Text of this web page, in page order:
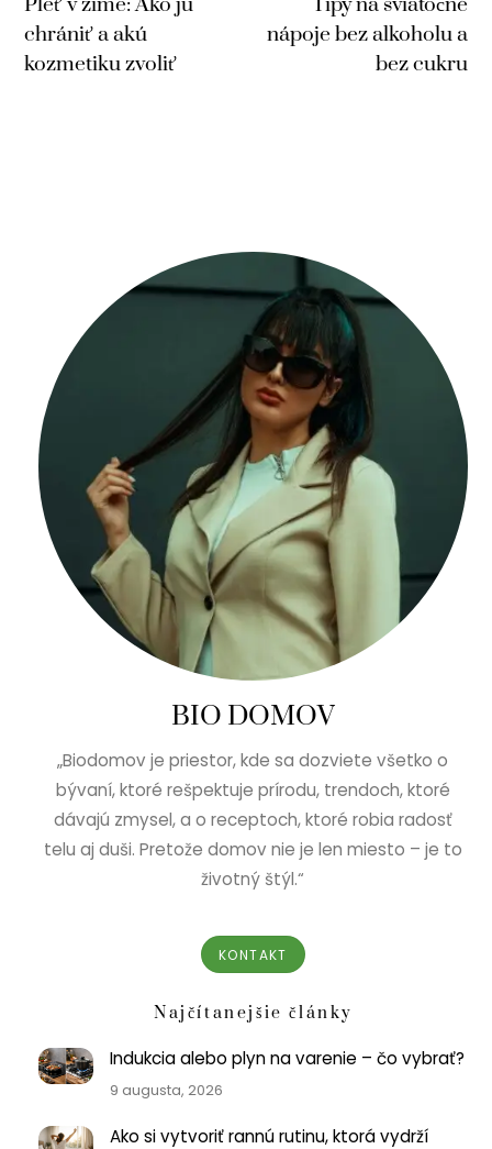
chrániť a akú
kozmetiku zvoliť
nápoje bez alkoholu a
bez cukru
BIO DOMOV
„Biodomov je priestor, kde sa dozviete všetko o
bývaní, ktoré rešpektuje prírodu, trendoch, ktoré
dávajú zmysel, a o receptoch, ktoré robia radosť
telu aj duši. Pretože domov nie je len miesto – je to
životný štýl.“
KONTAKT
Najčítanejšie články
Indukcia alebo plyn na varenie – čo vybrať?
9 augusta, 2026
Ako si vytvoriť rannú rutinu, ktorá vydrží